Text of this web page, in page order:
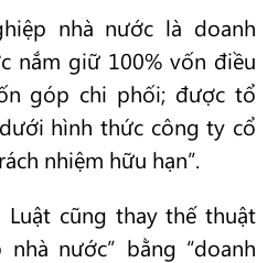
nhà nước là doanh
nắm giữ 100% vốn điều
góp chi phối; được tổ
hình thức công ty cổ
nhiệm hữu hạn”.
cũng thay thế thuật
nước” bằng “doanh